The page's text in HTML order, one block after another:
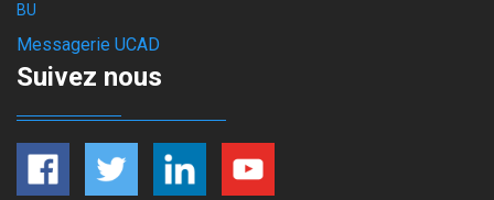
BU
Messagerie UCAD
Suivez nous